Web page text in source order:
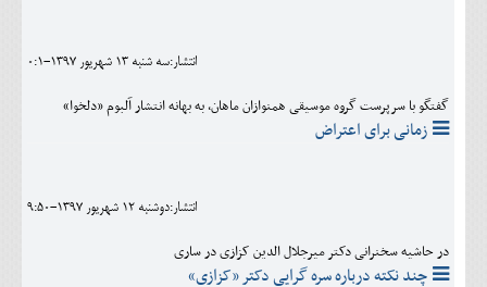
انتشار:سه شنبه 13 شهريور 1397-0:1
گفتگو با سرپرست گروه موسیقی همنوازان ماهان، به بهانه انتشار آلبوم «دلخوا»
زمانی برای اعتراض
انتشار:دوشنبه 12 شهريور 1397-9:50
در حاشیه سخنرانی دکتر میرجلال الدین کزازی در ساری
چند نکته درباره سره گرایی دکتر «کزازی»